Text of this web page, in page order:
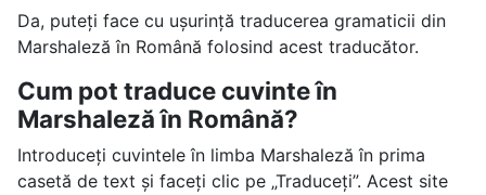
Da, puteți face cu ușurință traducerea gramaticii din
Marshaleză în Română folosind acest traducător.
Cum pot traduce cuvinte în
Marshaleză în Română?
Introduceți cuvintele în limba Marshaleză în prima
casetă de text și faceți clic pe „Traduceți”. Acest site